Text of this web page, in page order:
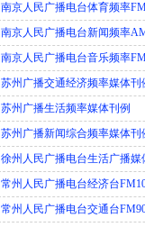
南京人民广播电台体育频率
南京人民广播电台新闻频率
南京人民广播电台音乐频率
苏州广播交通经济频率媒体刊
苏州广播生活频率媒体刊例
苏州广播新闻综合频率媒体刊
徐州人民广播电台生活广播媒
常州人民广播电台经济台
常州人民广播电台交通台